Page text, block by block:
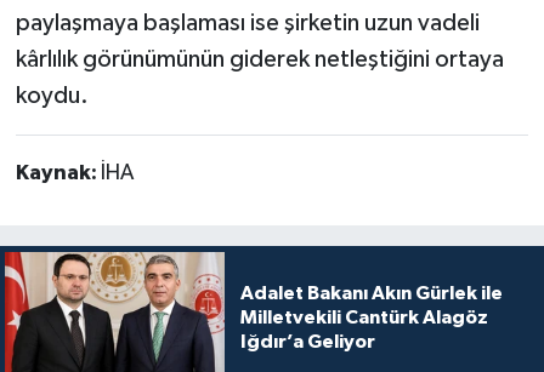
paylaşmaya başlaması ise şirketin uzun vadeli
kârlılık görünümünün giderek netleştiğini ortaya
koydu.
Kaynak: İHA
Adalet Bakanı Akın Gürlek ile
Milletvekili Cantürk Alagöz
Iğdır’a Geliyor